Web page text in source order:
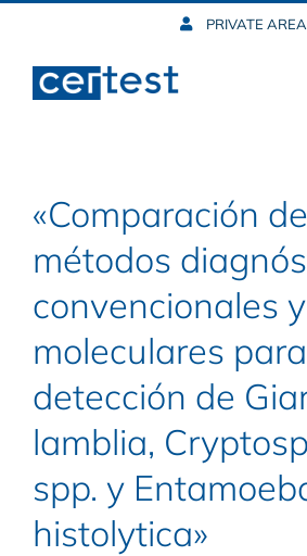
content
PRIVATE AREA
«Comparación de
métodos
convencionales y
moleculares
detección de
lamblia,
spp. y
histolytica»